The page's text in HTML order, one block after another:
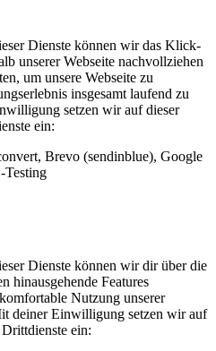
Dienste können wir das Klick-
unserer Webseite nachvollziehen
um unsere Webseite zu
insgesamt laufend zu
setzen wir auf dieser
ein:
Brevo (sendinblue), Google
Testing
Dienste können wir dir über die
hinausgehende Features
Nutzung unserer
deiner Einwilligung setzen wir auf
ein: